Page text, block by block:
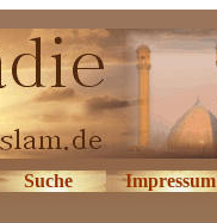
Suche Impressum